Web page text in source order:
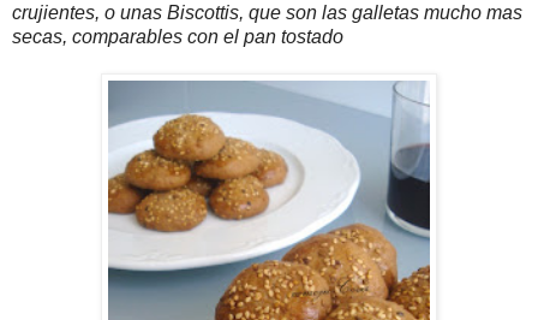
crujientes, o unas Biscottis, que son las galletas mucho mas
secas, comparables con el pan tostado